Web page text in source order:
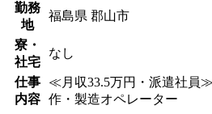
勤務
地
福島県 郡山市
寮・
社宅
なし
仕事
内容
≪月収33.5万円・派遣社員
作・製造オペレーター